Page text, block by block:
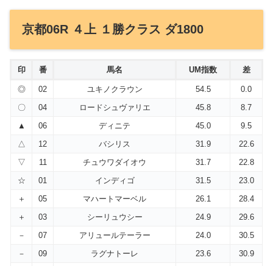
京都06R ４上 １勝クラス ダ1800
印 番 馬名 UM指数 差
◎ 02 ユキノクラウン 54.5
0.0
〇
04 ロードシュヴァリエ 45.8
8.7
▲
06 ディニテ 45.0
9.5
△
12 バシリス 31.9
22.6
▽
11 チュウワダイオウ 31.7
22.8
☆
01 インディゴ 31.5
23.0
＋
05 マハートマーベル 26.1
28.4
＋
03 シーリュウシー 24.9
29.6
－
07 アリュールテーラー 24.0
30.5
－
09 ラグナトーレ 23.6
30.9